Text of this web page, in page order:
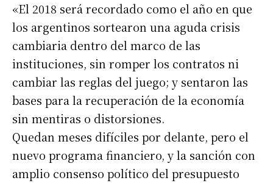
«El 2018 será recordado como el año en que
los argentinos sortearon una aguda crisis
cambiaria dentro del marco de las
instituciones, sin romper los contratos ni
cambiar las reglas del juego; y sentaron las
bases para la recuperación de la economía
sin mentiras o distorsiones.
Quedan meses difíciles por delante, pero el
nuevo programa financiero, y la sanción con
amplio consenso político del presupuesto